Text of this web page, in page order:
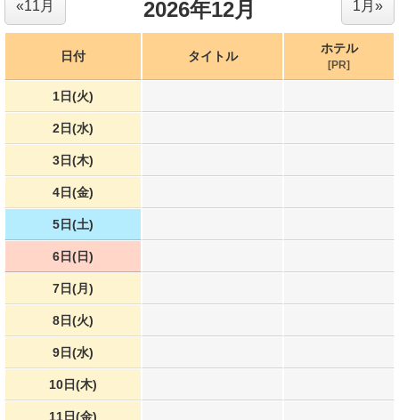
2026年12月 1月»
«11月
日付 タイトル
ホテル
[PR]
1日(火)
2日(水)
3日(木)
4日(金)
5日(土)
6日(日)
7日(月)
8日(火)
9日(水)
10日(木)
11日(金)